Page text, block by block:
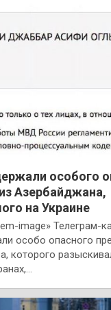
особого
Азербайджана,
на Украине
image» Телеграм-
особо опасного
которого